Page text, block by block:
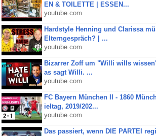
EN & TOILETTE | ESSEN...
youtube.com
Hardstyle Henning und Clarissa
Elterngespräch? | ...
youtube.com
Bizarrer Zoff um "Willi wills
as sagt Willi. ...
youtube.com
FC Bayern München II - 1860
ieltag, 2019/202...
youtube.com
Das passiert, wenn DIE PARTEI